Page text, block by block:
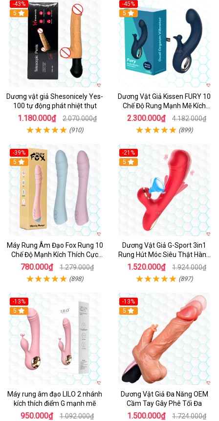
-43%
5
Dương vật giả Shesonicely Yes-
100 tự động phát nhiệt thụt
1.180.000₫ 2.070.000₫
(910)
-45%
Hot
5
Dương Vật Giả Kissen FURY 10
Chế Độ Rung Mạnh Mẽ Kích
Thích
2.300.000₫ 4.182.000₫
(899)
-39%
Hot
5
Máy Rung Âm Đạo Fox Rung 10
Chế Độ Mạnh Kích Thích Cực
Sướng
780.000₫ 1.279.000₫
(898)
-21%
Hot
5
Dương Vật Giả G-Sport 3in1
Rung Hút Móc Siêu Thật Hàng
Hot
1.520.000₫ 1.924.000₫
(897)
-13%
Hot
5
Máy rung âm đạo LILO 2 nhánh
kích thích điểm G mạnh mẽ
950.000₫ 1.092.000₫
-13%
Hot
5
Dương Vật Giả Đa Năng OEM
Cầm Tay Gây Phê Tối Đa
1.500.000₫ 1.724.000₫